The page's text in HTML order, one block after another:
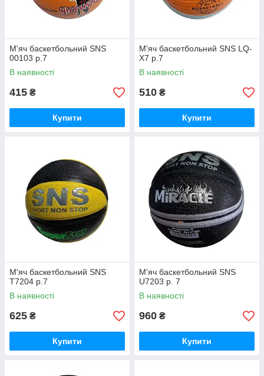
М'яч баскетбольний SNS
00103 р.7
В наявності
415 ₴
Купити
М'яч баскетбольний SNS LQ-
X7 р.7
В наявності
510 ₴
Купити
М'яч баскетбольний SNS
T7204 р.7
В наявності
625 ₴
Купити
М'яч баскетбольний SNS
U7203 р. 7
В наявності
960 ₴
Купити